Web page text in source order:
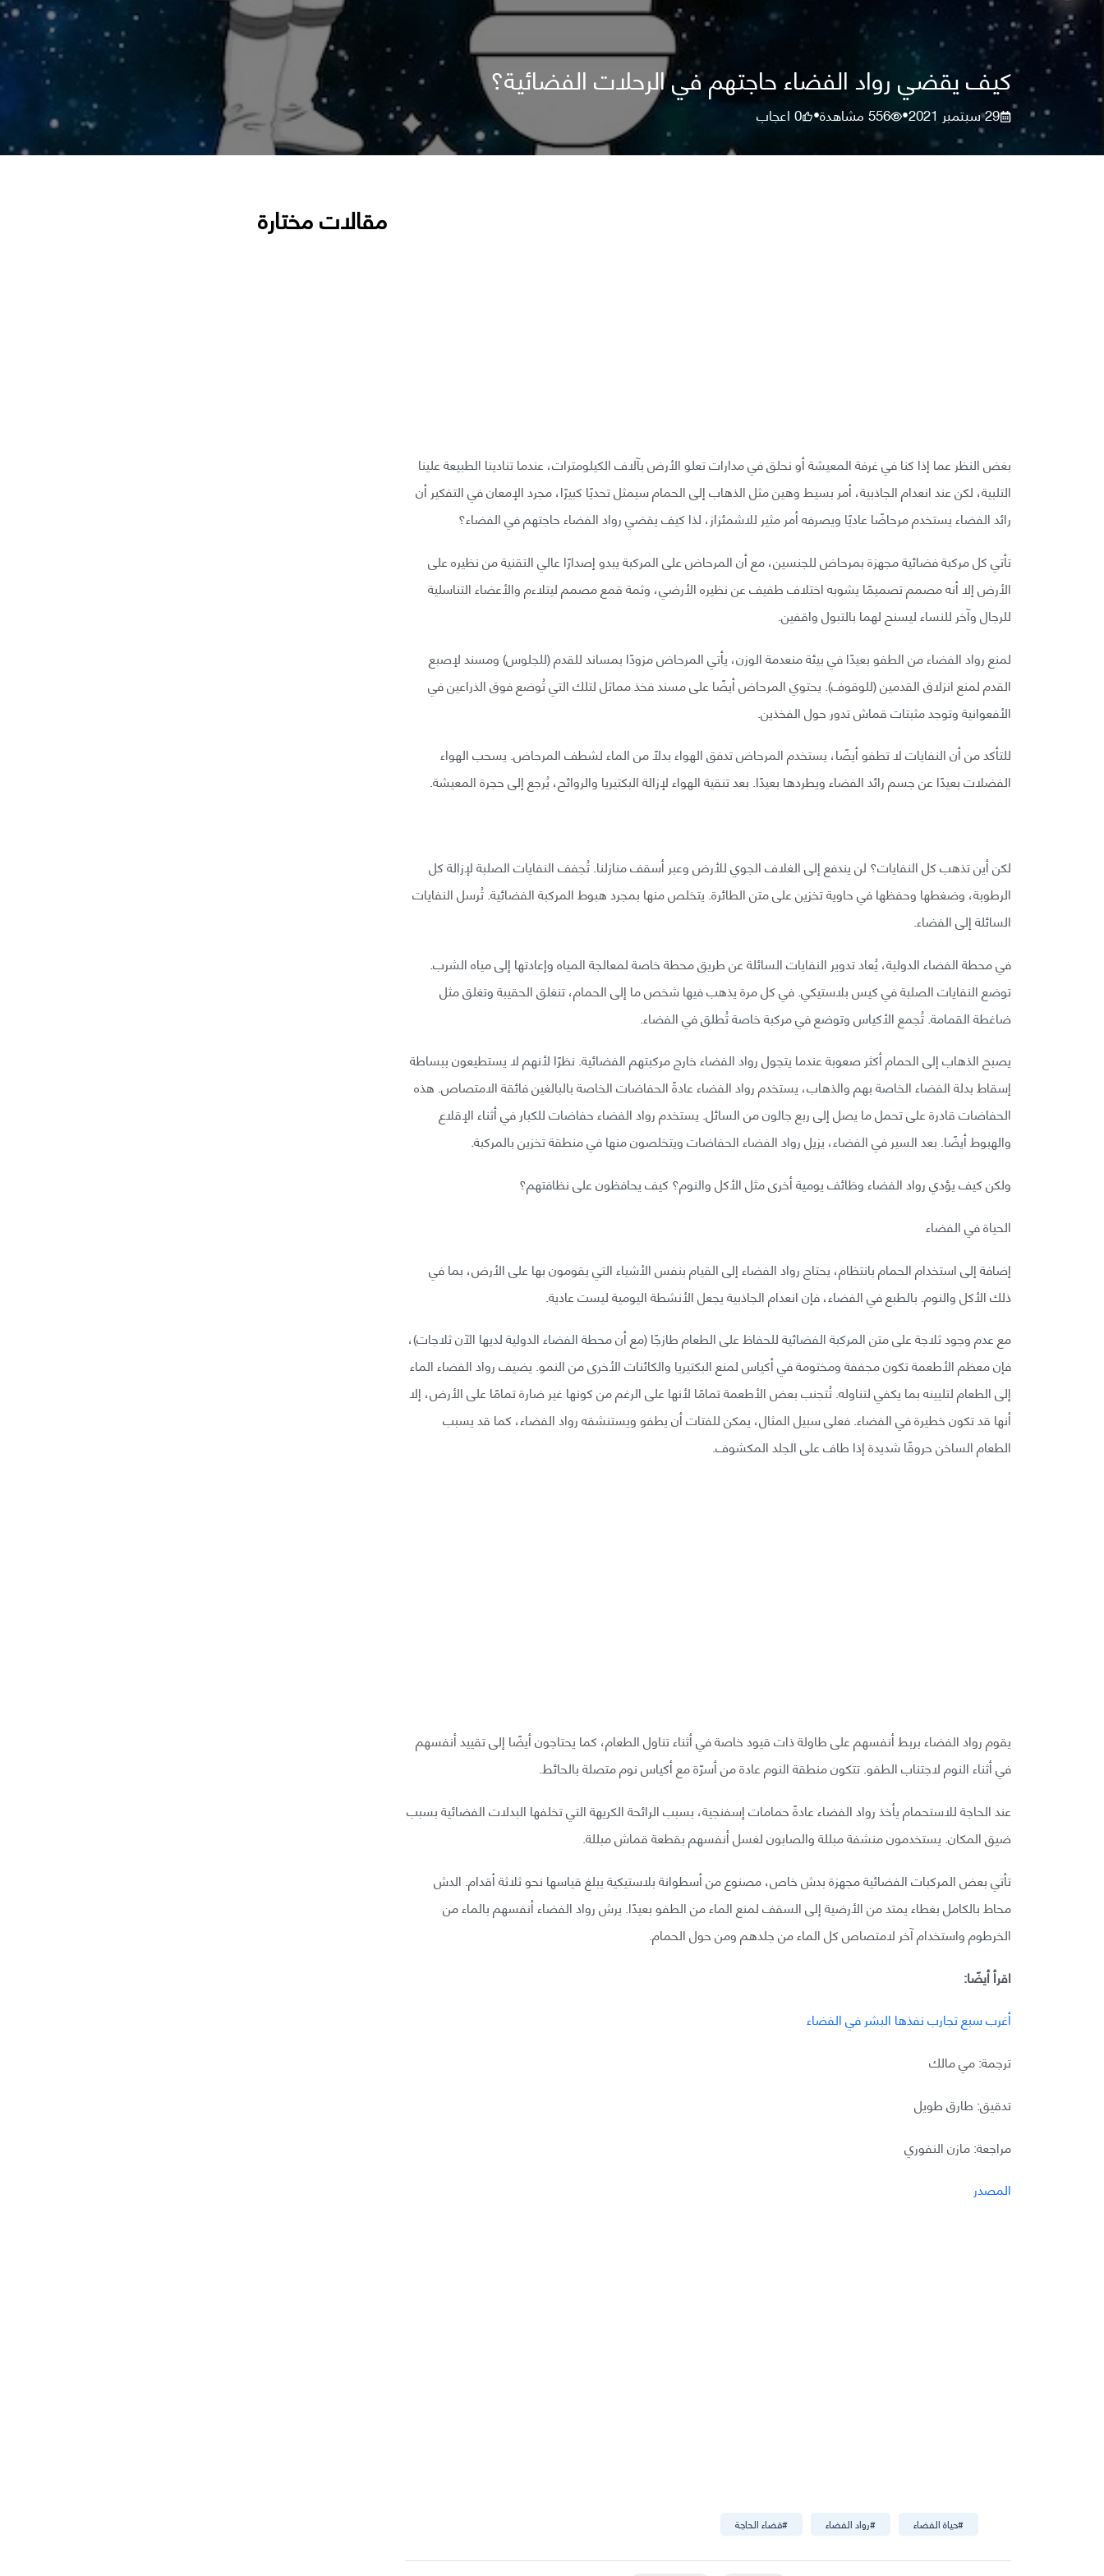
كيف يقضي رواد الفضاء حاجتهم في الرحلات الفضائية؟
29 سبتمبر 2021 •
556مشاهدة•
0اعجاب
بغض النظر عما إذا كنا في غرفة المعيشة أو نحلق في مدارات تعلو الأرض بآلاف الكيلومترات، عندما تنادينا الطبيعة علينا
التلبية، لكن عند انعدام الجاذبية، أمر بسيط وهين مثل الذهاب إلى الحمام سيمثل تحديًا كبيرًا، مجرد الإمعان في التفكير أن
رائد الفضاء يستخدم مرحاضًا عاديًا ويصرفه أمر مثير للاشمئزاز، لذا كيف يقضي رواد الفضاء حاجتهم في الفضاء؟
تأتي كل مركبة فضائية مجهزة بمرحاض للجنسين، مع أن المرحاض على المركبة يبدو إصدارًا عالي التقنية من نظيره على
الأرض إلا أنه مصمم تصميمًا يشوبه اختلاف طفيف عن نظيره الأرضي، وثمة قمع مصمم ليتلاءم والأعضاء التناسلية
للرجال وآخر للنساء ليسنح لهما بالتبول واقفين.
لمنع رواد الفضاء من الطفو بعيدًا في بيئة منعدمة الوزن، يأتي المرحاض مزودًا بمساند للقدم (للجلوس) ومسند لإصبع
القدم لمنع انزلاق القدمين (للوقوف). يحتوي المرحاض أيضًا على مسند فخذ مماثل لتلك التي تُوضع فوق الذراعين في
الأفعوانية وتوجد مثبتات قماش تدور حول الفخذين.
للتأكد من أن النفايات لا تطفو أيضًا، يستخدم المرحاض تدفق الهواء بدلًا من الماء لشطف المرحاض. يسحب الهواء
الفضلات بعيدًا عن جسم رائد الفضاء ويطردها بعيدًا. بعد تنقية الهواء لإزالة البكتيريا والروائح، يُرجع إلى حجرة المعيشة.
لكن أين تذهب كل النفايات؟ لن يندفع إلى الغلاف الجوي للأرض وعبر أسقف منازلنا. تُجفف النفايات الصلبة لإزالة كل
الرطوبة، وضغطها وحفظها في حاوية تخزين على متن الطائرة. يتخلص منها بمجرد هبوط المركبة الفضائية. تُرسل النفايات
السائلة إلى الفضاء.
في محطة الفضاء الدولية، يُعاد تدوير النفايات السائلة عن طريق محطة خاصة لمعالجة المياه وإعادتها إلى مياه الشرب.
توضع النفايات الصلبة في كيس بلاستيكي. في كل مرة يذهب فيها شخص ما إلى الحمام، تنغلق الحقيبة وتغلق مثل
ضاغطة القمامة. تُجمع الأكياس وتوضع في مركبة خاصة تُطلق في الفضاء.
يصبح الذهاب إلى الحمام أكثر صعوبة عندما يتجول رواد الفضاء خارج مركبتهم الفضائية. نظرًا لأنهم لا يستطيعون ببساطة
إسقاط بدلة الفضاء الخاصة بهم والذهاب، يستخدم رواد الفضاء عادةً الحفاضات الخاصة بالبالغين فائقة الامتصاص. هذه
الحفاضات قادرة على تحمل ما يصل إلى ربع جالون من السائل. يستخدم رواد الفضاء حفاضات للكبار في أثناء الإقلاع
والهبوط أيضًا. بعد السير في الفضاء، يزيل رواد الفضاء الحفاضات ويتخلصون منها في منطقة تخزين بالمركبة.
ولكن كيف يؤدي رواد الفضاء وظائف يومية أخرى مثل الأكل والنوم؟ كيف يحافظون على نظافتهم؟
الحياة في الفضاء
إضافة إلى استخدام الحمام بانتظام، يحتاج رواد الفضاء إلى القيام بنفس الأشياء التي يقومون بها على الأرض، بما في
ذلك الأكل والنوم. بالطبع في الفضاء، فإن انعدام الجاذبية يجعل الأنشطة اليومية ليست عادية.
مع عدم وجود ثلاجة على متن المركبة الفضائية للحفاظ على الطعام طازجًا (مع أن محطة الفضاء الدولية لديها الآن ثلاجات)،
فإن معظم الأطعمة تكون مجففة ومختومة في أكياس لمنع البكتيريا والكائنات الأخرى من النمو. يضيف رواد الفضاء الماء
إلى الطعام لتليينه بما يكفي لتناوله. تُتجنب بعض الأطعمة تمامًا لأنها على الرغم من كونها غير ضارة تمامًا على الأرض، إلا
أنها قد تكون خطيرة في الفضاء. فعلى سبيل المثال، يمكن للفتات أن يطفو ويستنشقه رواد الفضاء، كما قد يسبب
الطعام الساخن حروقًا شديدة إذا طاف على الجلد المكشوف.
يقوم رواد الفضاء بربط أنفسهم على طاولة ذات قيود خاصة في أثناء تناول الطعام، كما يحتاجون أيضًا إلى تقييد أنفسهم
في أثناء النوم لاجتناب الطفو. تتكون منطقة النوم عادة من أسرّة مع أكياس نوم متصلة بالحائط.
عند الحاجة للاستحمام يأخذ رواد الفضاء عادةً حمامات إسفنجية، بسبب الرائحة الكريهة التي تخلفها البدلات الفضائية بسبب
ضيق المكان. يستخدمون منشفة مبللة والصابون لغسل أنفسهم بقطعة قماش مبللة.
تأتي بعض المركبات الفضائية مجهزة بدش خاص، مصنوع من أسطوانة بلاستيكية يبلغ قياسها نحو ثلاثة أقدام. الدش
محاط بالكامل بغطاء يمتد من الأرضية إلى السقف لمنع الماء من الطفو بعيدًا. يرش رواد الفضاء أنفسهم بالماء من
الخرطوم واستخدام آخر لامتصاص كل الماء من جلدهم ومن حول الحمام.
اقرأ أيضًا:
أغرب سبع تجارب نفذها البشر في الفضاء
ترجمة: مي مالك
تدقيق: طارق طويل
مراجعة: مازن النفوري
المصدر
#قضاء الحاجة #رواد الفضاء #حياة الفضاء
مقالات مختارة